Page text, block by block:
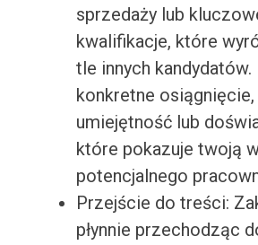
sprzedaży lub
kwalifikacje, które
tle innych
konkretne
umiejętność lub
które pokazuje twoją
potencjalnego
Przejście do treści:
płynnie przechodząc